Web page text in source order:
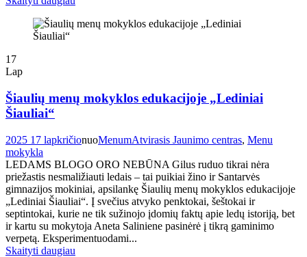
17
Lap
Šiaulių menų mokyklos edukacijoje „Lediniai
Šiauliai“
2025 17 lapkričionuoMenumAtvirasis Jaunimo centras, Menu
mokykla
LEDAMS BLOGO ORO NEBŪNA Gilus ruduo tikrai nėra
priežastis nesmaližiauti ledais – tai puikiai žino ir Santarvės
gimnazijos mokiniai, apsilankę Šiaulių menų mokyklos edukacijoje
„Lediniai Šiauliai“. Į svečius atvyko penktokai, šeštokai ir
septintokai, kurie ne tik sužinojo įdomių faktų apie ledų istoriją, bet
ir kartu su mokytoja Aneta Saliniene pasinėrė į tikrą gaminimo
verpetą. Eksperimentuodami...
Skaityti daugiau